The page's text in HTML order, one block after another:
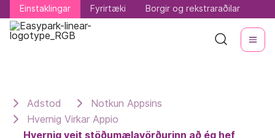
Einstaklingar Fyrirtæki Borgir og rekstraraðilar
Einstaklingar Fyrirtæki Borgir og rekstraraðilar
Adstod
Notkun Appsins
Hvernig Virkar Appio
Hvernig veit stöðumælavörðurinn að ég hef